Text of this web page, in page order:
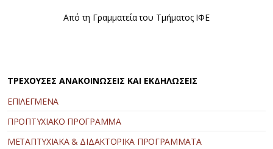
Από τη Γραμματεία του Τμήματος ΙΦΕ
ΤΡΕΧΟΥΣΕΣ ΑΝΑΚΟΙΝΩΣΕΙΣ ΚΑΙ ΕΚΔΗΛΩΣΕΙΣ
ΕΠΙΛΕΓΜΕΝΑ
ΠΡΟΠΤΥΧΙΑΚΟ ΠΡΟΓΡΑΜΜΑ
ΜΕΤΑΠΤΥΧΙΑΚΑ & ΔΙΔΑΚΤΟΡΙΚΑ ΠΡΟΓΡΑΜΜΑΤΑ